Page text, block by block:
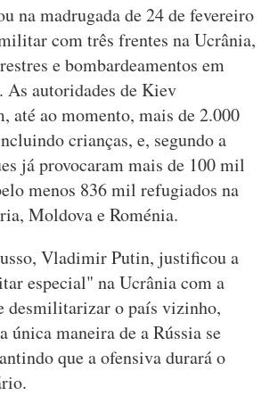
na madrugada de 24 de fevereiro
com três frentes na Ucrânia,
e bombardeamentos em
As autoridades de Kiev
até ao momento, mais de 2.000
crianças, e, segundo a
já provocaram mais de 100 mil
menos 836 mil refugiados na
Moldova e Roménia.
Vladimir Putin, justificou a
especial" na Ucrânia com a
desmilitarizar o país vizinho,
única maneira de a Rússia se
que a ofensiva durará o